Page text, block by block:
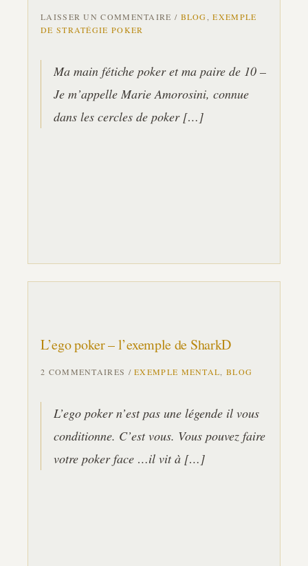
LAISSER UN COMMENTAIRE / BLOG ,EXEMPLE
DE STRATÉGIE POKER
Ma main fétiche poker et ma paire de 10 –
Je m’appelle Marie Amorosini, connue
dans les cercles de poker […]
L’ego poker – l’exemple de SharkD
2 COMMENTAIRES /EXEMPLE MENTAL BLOG
L’ego poker n’est pas une légende il vous
conditionne. C’est vous. Vous pouvez faire
votre poker face …il vit à […]